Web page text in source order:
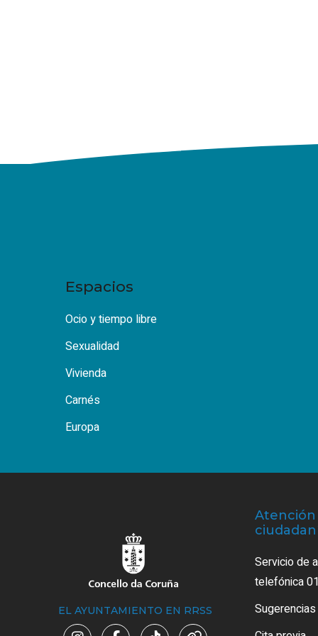
Espacios
Ocio y tiempo libre
Sexualidad
Vivienda
Carnés
Europa
EL AYUNTAMIENTO EN RRSS
Atención
Servicio de
telefónica